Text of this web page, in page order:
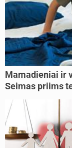
Mamadieniai ir
Seimas priims